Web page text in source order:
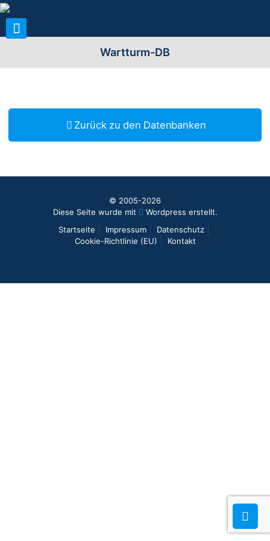
Wartturm-DB
Zurück zu den Datenbanken
© 2005-2026
Diese Seite wurde mit
Wordpress erstellt.
Startseite
Impressum
Datenschutz
Cookie-Richtlinie (EU)
Kontakt